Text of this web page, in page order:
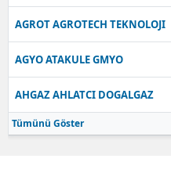
AGROT AGROTECH TEKNOLOJI
AGYO ATAKULE GMYO
AHGAZ AHLATCI DOGALGAZ
Tümünü Göster